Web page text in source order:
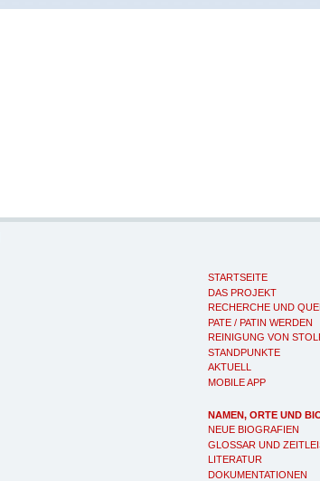
STARTSEITE
DAS PROJEKT
RECHERCHE UND
PATE / PATIN WERDEN
REINIGUNG VON
STANDPUNKTE
AKTUELL
MOBILE APP
NAMEN, ORTE UND
NEUE BIOGRAFIEN
GLOSSAR UND
LITERATUR
DOKUMENTATIONEN